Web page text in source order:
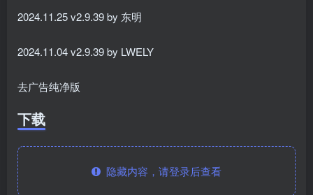
2024.11.25 v2.9.39 by 东明
2024.11.04 v2.9.39 by LWELY
去广告纯净版
下载
隐藏内容，请登录后查看